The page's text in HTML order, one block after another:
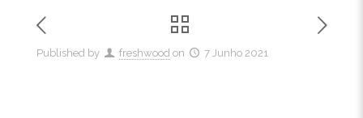
Published by freshwood on 7 Junho 2021